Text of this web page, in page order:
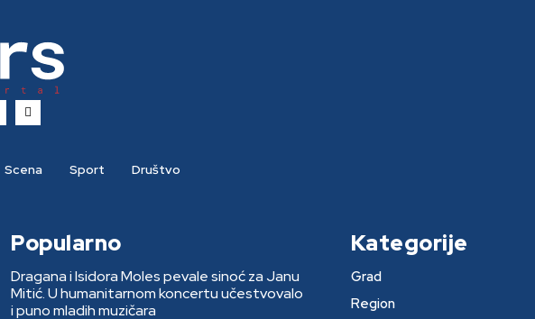
Scena Sport Društvo
Popularno
Dragana i Isidora Moles pevale sinoć za Janu
Mitić. U humanitarnom koncertu učestvovalo
i puno mladih muzičara
Kategorije
Grad
Region